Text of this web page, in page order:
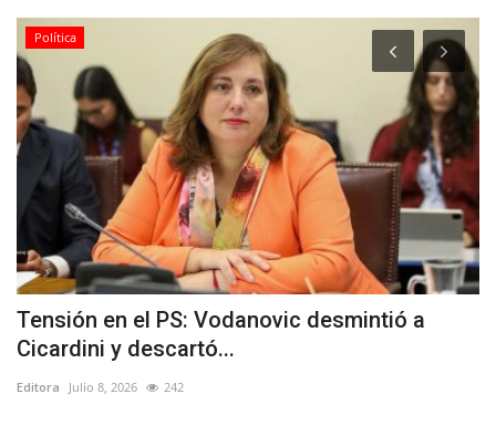
Política
Tensión en el PS: Vodanovic desmintió a
Cicardini y descartó...
Editora Julio 8, 2026 242